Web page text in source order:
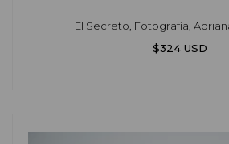
El Secreto, Fotografía,
$324 USD